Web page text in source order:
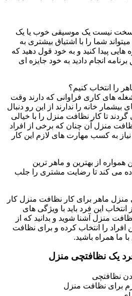
سخت نیست یک موسیقی خوب یا یک
شما را با اشتیاق بیشتری به
هایی پیدا کنید و به خود قول دهید که
انجام دادید به خود جایزه ای
را انتخاب کنیم؟
های کاری فراوانی که دارند وقت
خانه را ندارند از این رو دنبال
تا کار نظافت منزل را با خیالی
منزل آن چنان که برخی از افراد
به کسب مهارت های لازم این کار
از بهترین و ماهر ترین
می کند تا رضایت مشتری را جلب
منزل ماهر برای کار نظافت منزل کار
این فرد باید با ویژگی های
منزل آشنا شوید و بدانید که از
افراد را انتخاب کرده و برای نظافت
ما همراه باشید.
یک نظافتچی منزل
نظافتچی
برای نظافت منزل